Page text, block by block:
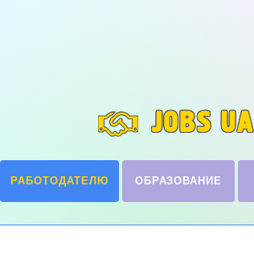
JOBS UA
РАБОТОДАТЕЛЮ ОБРАЗОВАНИЕ